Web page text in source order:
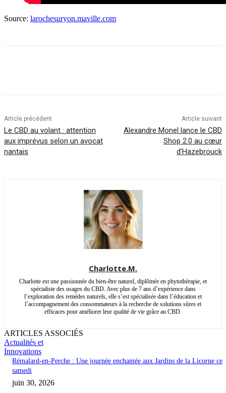
Source: larochesuryon.maville.com
Article précédent
Le CBD au volant : attention
aux imprévus selon un avocat
nantais
Article suivant
Alexandre Monel lance le CBD
Shop 2.0 au cœur
d’Hazebrouck
Charlotte.M.
Charlotte est une passionnée du bien-être naturel, diplômée en phytothérapie, et
spécialiste des usages du CBD. Avec plus de 7 ans d’expérience dans
l’exploration des remèdes naturels, elle s’est spécialisée dans l’éducation et
l’accompagnement des consommateurs à la recherche de solutions sûres et
efficaces pour améliorer leur qualité de vie grâce au CBD.
ARTICLES ASSOCIÉS
Actualités et
Innovations
Rémalard-en-Perche : Une journée enchantée aux Jardins de la Licorne ce
samedi
juin 30, 2026